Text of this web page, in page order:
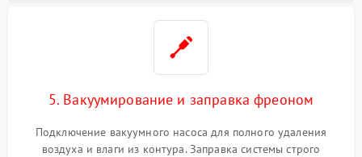
5. Вакуумирование и заправка фреоном
Подключение вакуумного насоса для полного удаления
воздуха и влаги из контура. Заправка системы строго